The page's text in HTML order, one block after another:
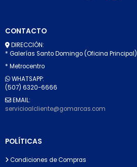
CONTACTO
DIRECCIÓN:
* Galerías Santo Domingo (Oficina Principal)
* Metrocentro
WHATSAPP:
(507) 6320-6666
EMAIL:
servicioalcliente@gomarcas.com
POLÍTICAS
Condiciones de Compras